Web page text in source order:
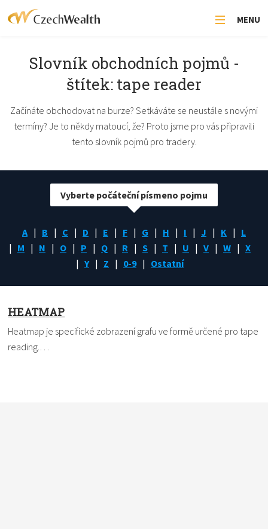
MENU
Slovník obchodních pojmů -
štítek: tape reader
Začínáte obchodovat na burze? Setkáváte se neustále s novými
termíny? Je to někdy matoucí, že? Proto jsme pro vás připravili
tento slovník pojmů pro tradery.
A B C D E F G H I J K
L
M
N O P Q R S T U V W
X
Y
Z 0-9 Ostatní
Vyberte počáteční písmeno pojmu
HEATMAP
Heatmap je specifické zobrazení grafu ve formě určené pro tape
reading.…